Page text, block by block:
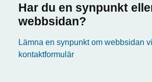
Har du en synpunkt
webbsidan?
Lämna en synpunkt om webbsidan
kontaktformulär